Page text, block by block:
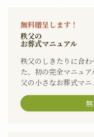
無料贈呈します！
秩父の
お葬式マニュアル
秩父のしきたりに合
た、初の完全マニュ
父の小さなお葬式マニ